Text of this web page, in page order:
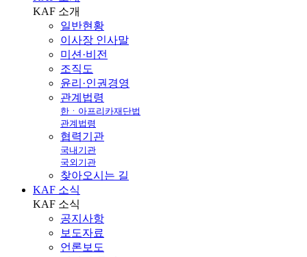
KAF 소개
일반현황
이사장 인사말
미션·비전
조직도
윤리·인권경영
관계법령
한ㆍ아프리카재단법
관계법령
협력기관
국내기관
국외기관
찾아오시는 길
KAF 소식
KAF 소식
공지사항
보도자료
언론보도